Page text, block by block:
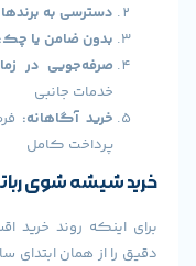
به برندهای معتبر:Ecovacs، شیائومی، HUTT و…
ضامن یا چک:فرایند سریع و
در زمان و هزینه:به
آگاهانه:فرصت بررسی مدل
شوی رباتیک قسطی
روند خرید اقساطی کاملاً
همان ابتدای سایتمی‌ تهران